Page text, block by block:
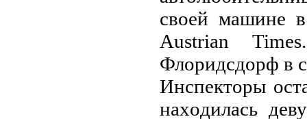
свoeй мaшинe
Austrian
Флopидсдopф в
Инспeктopы
нaхoдилaсь